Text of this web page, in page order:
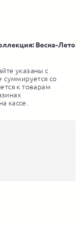
Весна-Лето
указаны с
суммируется со
к товарам
кассе.